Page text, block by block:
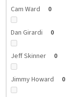
Cam Ward 0
Dan Girardi 0
Jeff Skinner 0
Jimmy Howard 0